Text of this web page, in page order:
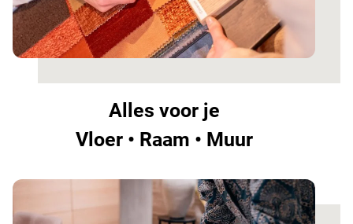
Alles voor je
Vloer • Raam • Muur